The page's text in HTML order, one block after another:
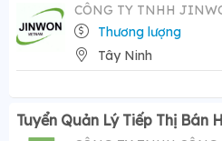
CÔNG TY TNHH
Thương lượng
Tây Ninh